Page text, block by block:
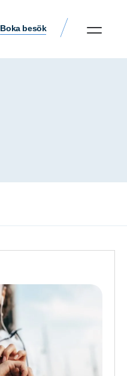
Boka besök